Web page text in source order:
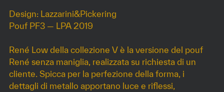
Design: Lazzarini&Pickering
Pouf PF3 — LPA 2019
René Low della collezione V è la versione del pouf
René senza maniglia, realizzata su richiesta di un
cliente. Spicca per la perfezione della forma, i
dettagli di metallo apportano luce e riflessi,